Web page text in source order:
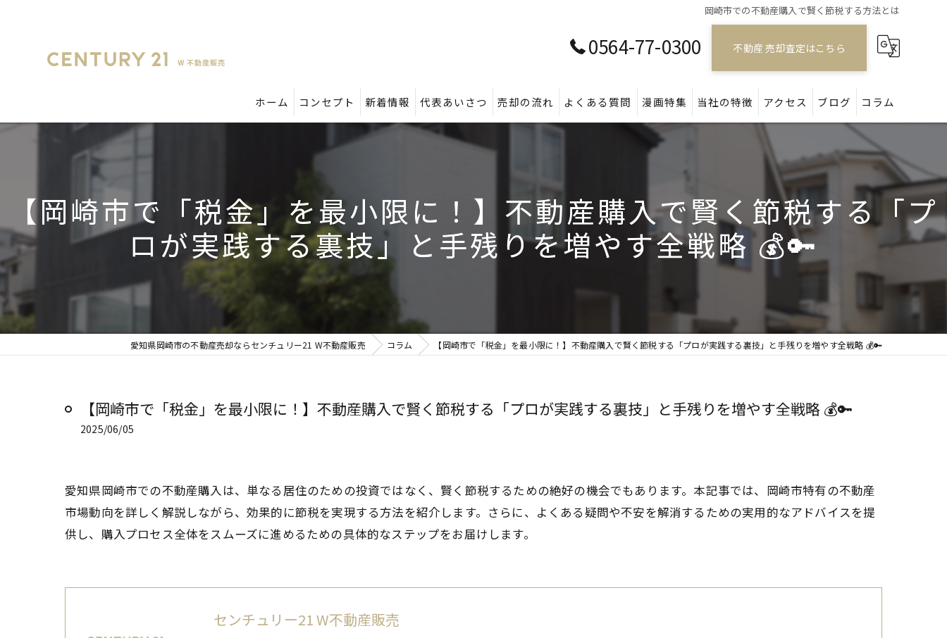
岡崎市での不動産購入で賢く節税する方法とは
0564-77-0300 不動産 売却査定はこちら
ホーム コンセプト 新着情報 代表あいさつ 売却の流れ よくある質問 漫画特集 当社の特徴
アパート
土地
アクセス ブログ コラム
【岡崎市で「税金」を最小限に！】不動産購入で賢く節税する「プ
ロが実践する裏技」と手残りを増やす全戦略 💰🔑
愛知県岡崎市の不動産売却ならセンチュリー21 W不動産販売 コラム 【岡崎市で「税金」を最小限に！】不動産購入で賢く節税する「プロが実践する裏技」と手残りを増やす全戦略 💰🔑
【岡崎市で「税金」を最小限に！】不動産購入で賢く節税する「プロが実践する裏技」と手残りを増やす全戦略 💰🔑
2025/06/05
愛知県岡崎市での不動産購入は、単なる居住のための投資ではなく、賢く節税するための絶好の機会でもあります。本記事では、岡崎市特有の不動産
市場動向を詳しく解説しながら、効果的に節税を実現する方法を紹介します。さらに、よくある疑問や不安を解消するための実用的なアドバイスを提
供し、購入プロセス全体をスムーズに進めるための具体的なステップをお届けします。
センチュリー21 W不動産販売